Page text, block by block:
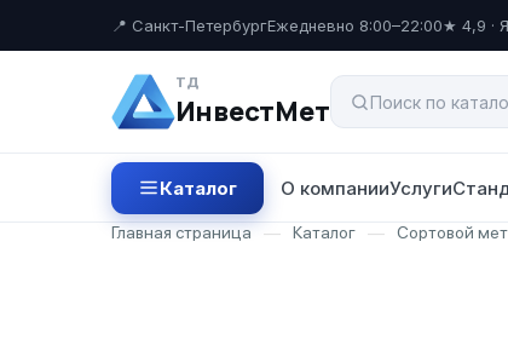
📍 Санкт-ПетербургЕжедневно 8:00–22:00★ 4,9 ·
ТД
ИнвестМет
Каталог О компанииУслуги
Главная страница — Каталог — Сортовой